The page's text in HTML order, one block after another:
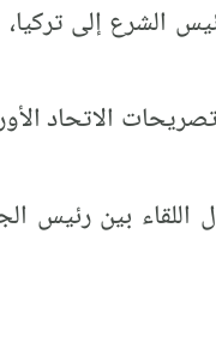
الشرع إلى
تصريحات الاتحاد
بين رئيس